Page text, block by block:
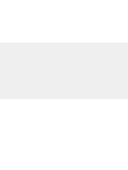
fusionan